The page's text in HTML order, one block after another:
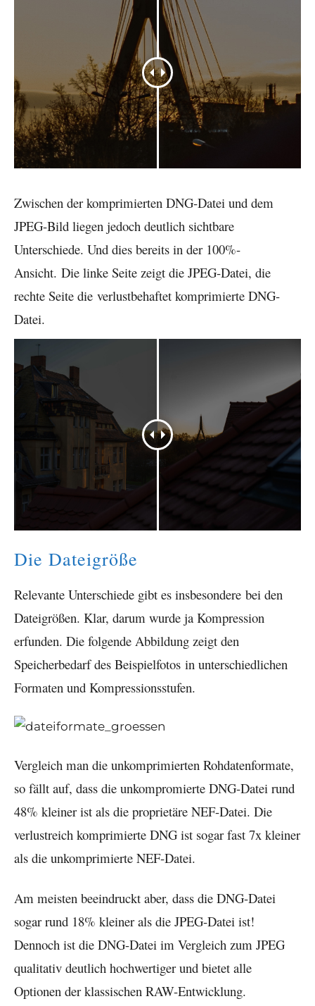
Zwischen der komprimierten DNG-Datei und dem
JPEG-Bild liegen jedoch deutlich sichtbare
Unterschiede. Und dies bereits in der 100%-
Ansicht. Die linke Seite zeigt die JPEG-Datei, die
rechte Seite die verlustbehaftet komprimierte DNG-
Datei.
Die Dateigröße
Relevante Unterschiede gibt es insbesondere bei den
Dateigrößen. Klar, darum wurde ja Kompression
erfunden. Die folgende Abbildung zeigt den
Speicherbedarf des Beispielfotos in unterschiedlichen
Formaten und Kompressionsstufen.
Vergleich man die unkomprimierten Rohdatenformate,
so fällt auf, dass die unkompromierte DNG-Datei rund
48% kleiner ist als die proprietäre NEF-Datei. Die
verlustreich komprimierte DNG ist sogar fast 7x kleiner
als die unkomprimierte NEF-Datei.
Am meisten beeindruckt aber, dass die DNG-Datei
sogar rund 18% kleiner als die JPEG-Datei ist!
Dennoch ist die DNG-Datei im Vergleich zum JPEG
qualitativ deutlich hochwertiger und bietet alle
Optionen der klassischen RAW-Entwicklung.